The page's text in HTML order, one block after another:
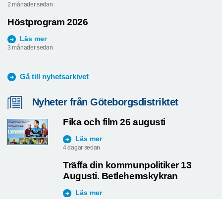
2 månader sedan
Höstprogram 2026
Läs mer
3 månader sedan
Gå till nyhetsarkivet
Nyheter från Göteborgsdistriktet
Fika och film 26 augusti
Läs mer
4 dagar sedan
Träffa din kommunpolitiker 13
Augusti. Betlehemskykran
Läs mer